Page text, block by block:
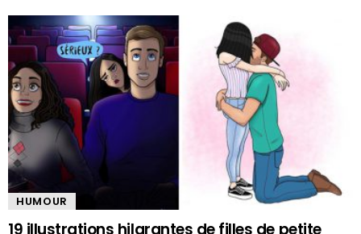
HUMOUR
19 illustrations hilarantes de filles de petite